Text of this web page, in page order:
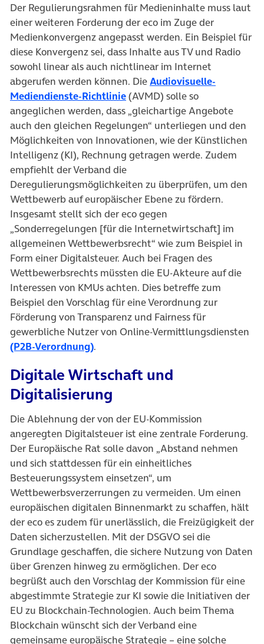
Der Regulierungsrahmen für Medieninhalte muss laut
einer weiteren Forderung der eco im Zuge der
Medienkonvergenz angepasst werden. Ein Beispiel für
diese Konvergenz sei, dass Inhalte aus TV und Radio
sowohl linear als auch nichtlinear im Internet
abgerufen werden können. DieAudiovisuelle-
Mediendienste-Richtlinie(öffnet in neuem Tab)
(AVMD) solle so
angeglichen werden, dass „gleichartige Angebote
auch den gleichen Regelungen“ unterliegen und den
Möglichkeiten von Innovationen, wie der Künstlichen
Intelligenz (KI), Rechnung getragen werde. Zudem
empfiehlt der Verband die
Deregulierungsmöglichkeiten zu überprüfen, um den
Wettbewerb auf europäischer Ebene zu fördern.
Insgesamt stellt sich der eco gegen
„Sonderregelungen [für die Internetwirtschaft] im
allgemeinen Wettbewerbsrecht“ wie zum Beispiel in
Form einer Digitalsteuer. Auch bei Fragen des
Wettbewerbsrechts müssten die EU-Akteure auf die
Interessen von KMUs achten. Dies betreffe zum
Beispiel den Vorschlag für eine Verordnung zur
Förderung von Transparenz und Fairness für
gewerbliche Nutzer von Online-Vermittlungsdiensten
(P2B-Verordnung)(öffnet in neuem Tab)
.
Digitale Wirtschaft und
Digitalisierung
Die Ablehnung der von der EU-Kommission
angeregten Digitalsteuer ist eine zentrale Forderung.
Der Europäische Rat solle davon „Abstand nehmen
und sich stattdessen für ein einheitliches
Besteuerungssystem einsetzen“, um
Wettbewerbsverzerrungen zu vermeiden. Um einen
europäischen digitalen Binnenmarkt zu schaffen, hält
der eco es zudem für unerlässlich, die Freizügigkeit der
Daten sicherzustellen. Mit der DSGVO sei die
Grundlage geschaffen, die sichere Nutzung von Daten
über Grenzen hinweg zu ermöglichen. Der eco
begrüßt auch den Vorschlag der Kommission für eine
abgestimmte Strategie zur KI sowie die Initiativen der
EU zu Blockchain-Technologien. Auch beim Thema
Blockchain wünscht sich der Verband eine
gemeinsame europäische Strategie – eine solche